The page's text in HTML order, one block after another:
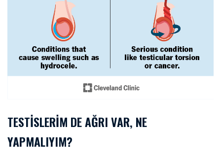
TESTISLERIM DE AĞRI VAR, NE
YAPMALIYIM?